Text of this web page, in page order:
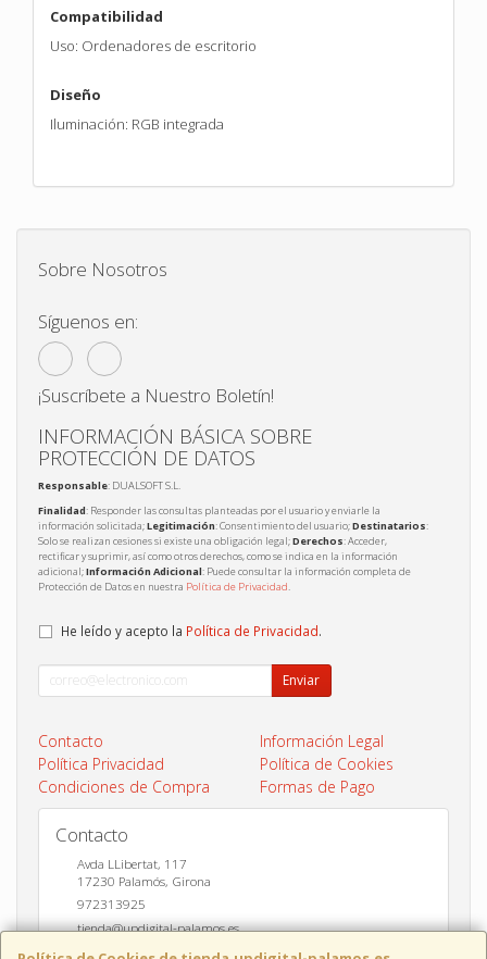
Compatibilidad
Uso: Ordenadores de escritorio
Diseño
Iluminación: RGB integrada
Sobre Nosotros
Síguenos en:
¡Suscríbete a Nuestro Boletín!
INFORMACIÓN BÁSICA SOBRE
PROTECCIÓN DE DATOS
Responsable: DUALSOFT S.L.
Finalidad: Responder las consultas planteadas por el usuario y enviarle la
información solicitada;Legitimación: Consentimiento del usuario;Destinatarios:
Solo se realizan cesiones si existe una obligación legal;Derechos: Acceder,
rectificar y suprimir, así como otros derechos, como se indica en la información
adicional;Información Adicional: Puede consultar la información completa de
Protección de Datos en nuestra Política de Privacidad.
He leído y acepto la Política de Privacidad.
Enviar
Contacto
Información Legal
Política Privacidad
Política de Cookies
Condiciones de Compra
Formas de Pago
Contacto
Avda LLibertat, 117
17230 Palamós, Girona
972313925
tienda@updigital-palamos.es